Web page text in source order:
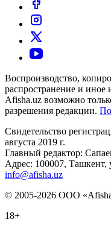
Воспроизводство,
распространение и иное
Afisha.uz возможно
разрешения редакции.
Свидетельство
августа 2019 г.
Главный редактор:
Адрес: 100007,
info@afisha.uz
© 2005-2026 ООО
18+